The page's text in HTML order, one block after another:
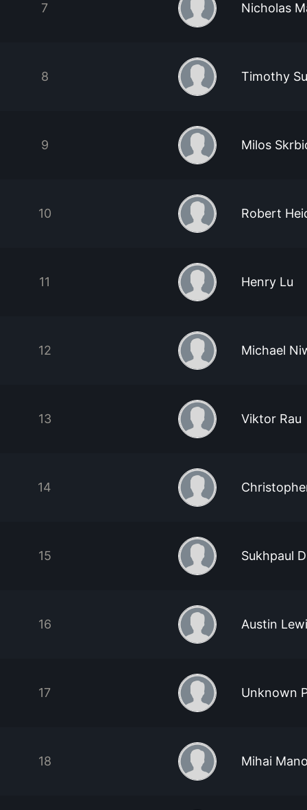
7 Nicholas
8 Timothy Su
9 Milos
10 Robert
11 Henry Lu
12 Michael
13 Viktor Rau
14
15 Sukhpaul
16 Austin
17 Unknown
18 Mihai